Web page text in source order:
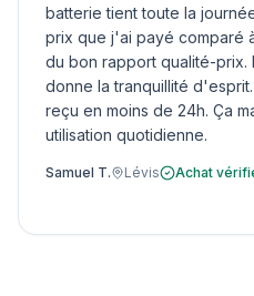
batterie tient toute la
prix que j'ai payé comparé
du bon rapport qualité-prix.
donne la tranquillité
reçu en moins de 24h. Ça
utilisation quotidienne.
Samuel T. Lévis Achat